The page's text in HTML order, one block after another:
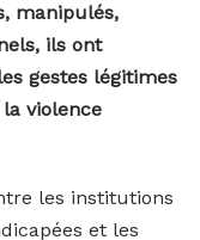
manipulés,
ils ont
gestes légitimes
violence
les institutions
et les